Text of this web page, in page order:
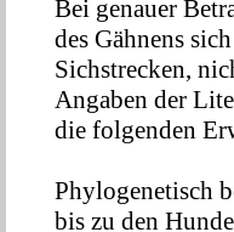
Bei genauer
des Gähnens
Sichstrecken,
Angaben der
die folgenden
Phylogenetisch
bis zu den